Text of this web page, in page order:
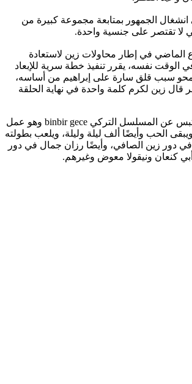
الجمهور بمتابعة مجموعة كبيرة من
لا تقتصر على جنسية واحدة.
الماضي في إطار محاولات زين لاستعادة
الوقت نفسه، يقرر تنفيذ خطة سرية للإبعاد
محو سبب قلق سارة على إبراهيم من أساسه،
قال زين لكرم كلمة واحدة في نهاية الحلقة
ومسلسل الثمن مقتبس عن المسلسل التركي binbir gece وهو عمل
الحب وأيضًا ألف ليلة وليلة، ويلعب بطولته
دور زين الصافي، وأيضًا رزان جمال في دور
كنعان ونيقولا معوض وغيرهم.